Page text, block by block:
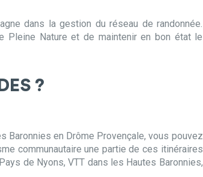
dans la gestion du réseau de randonnée.
Pleine Nature et de maintenir en bon état le
?
Baronnies en Drôme Provençale, vous pouvez
communautaire une partie de ces itinéraires
de Nyons, VTT dans les Hautes Baronnies,